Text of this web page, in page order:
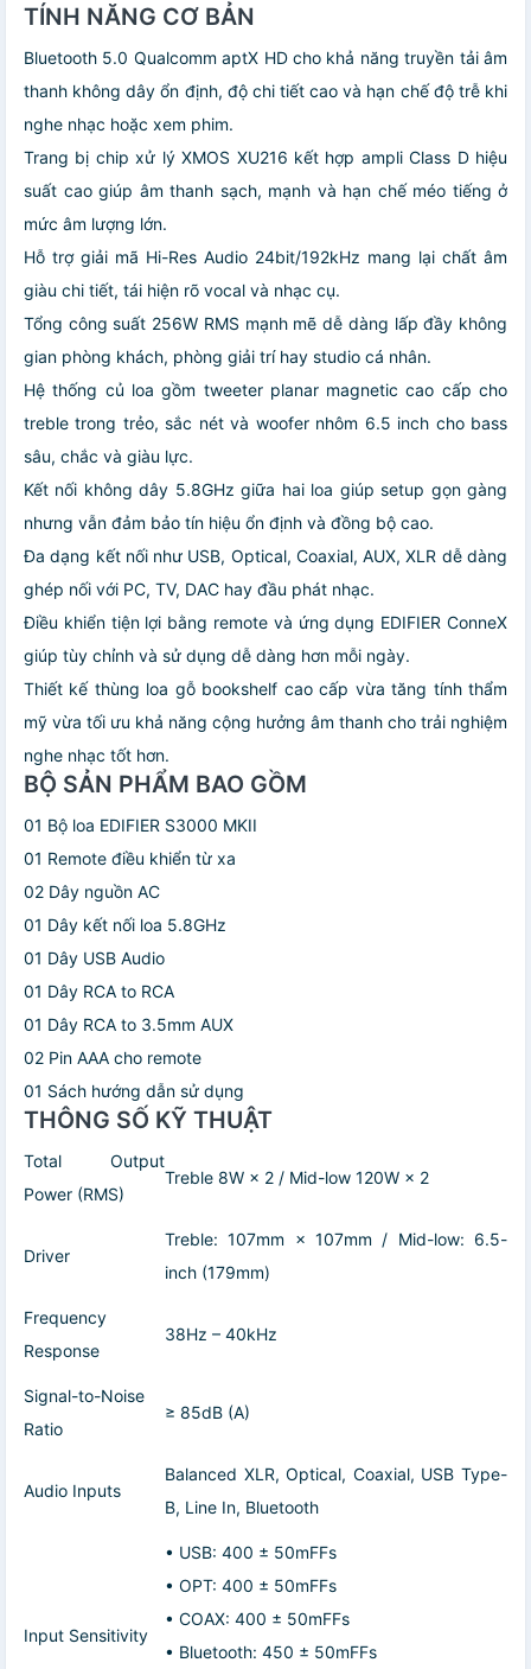
TÍNH NĂNG CƠ BẢN
Bluetooth 5.0 Qualcomm aptX HD cho khả năng truyền tải âm
thanh không dây ổn định, độ chi tiết cao và hạn chế độ trễ khi
nghe nhạc hoặc xem phim.
Trang bị chip xử lý XMOS XU216 kết hợp ampli Class D hiệu
suất cao giúp âm thanh sạch, mạnh và hạn chế méo tiếng ở
mức âm lượng lớn.
Hỗ trợ giải mã Hi-Res Audio 24bit/192kHz mang lại chất âm
giàu chi tiết, tái hiện rõ vocal và nhạc cụ.
Tổng công suất 256W RMS mạnh mẽ dễ dàng lấp đầy không
gian phòng khách, phòng giải trí hay studio cá nhân.
Hệ thống củ loa gồm tweeter planar magnetic cao cấp cho
treble trong trẻo, sắc nét và woofer nhôm 6.5 inch cho bass
sâu, chắc và giàu lực.
Kết nối không dây 5.8GHz giữa hai loa giúp setup gọn gàng
nhưng vẫn đảm bảo tín hiệu ổn định và đồng bộ cao.
Đa dạng kết nối như USB, Optical, Coaxial, AUX, XLR dễ dàng
ghép nối với PC, TV, DAC hay đầu phát nhạc.
Điều khiển tiện lợi bằng remote và ứng dụng EDIFIER ConneX
giúp tùy chỉnh và sử dụng dễ dàng hơn mỗi ngày.
Thiết kế thùng loa gỗ bookshelf cao cấp vừa tăng tính thẩm
mỹ vừa tối ưu khả năng cộng hưởng âm thanh cho trải nghiệm
nghe nhạc tốt hơn.
BỘ SẢN PHẨM BAO GỒM
01 Bộ loa EDIFIER S3000 MKII
01 Remote điều khiển từ xa
02 Dây nguồn AC
01 Dây kết nối loa 5.8GHz
01 Dây USB Audio
01 Dây RCA to RCA
01 Dây RCA to 3.5mm AUX
02 Pin AAA cho remote
01 Sách hướng dẫn sử dụng
THÔNG SỐ KỸ THUẬT
Total Output
Power (RMS)
Treble 8W × 2 / Mid-low 120W × 2
Driver
Treble: 107mm × 107mm / Mid-low: 6.5-
inch (179mm)
Frequency
Response
38Hz – 40kHz
Signal-to-Noise
Ratio
≥ 85dB (A)
Audio Inputs
Balanced XLR, Optical, Coaxial, USB Type-
B, Line In, Bluetooth
Input Sensitivity
• USB: 400 ± 50mFFs
• OPT: 400 ± 50mFFs
• COAX: 400 ± 50mFFs
• Bluetooth: 450 ± 50mFFs